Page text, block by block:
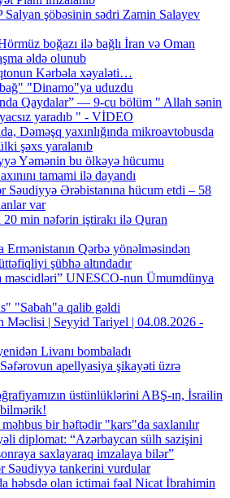
Salyan şöbəsinin sədri Zamin Salayev
boğazı ilə bağlı İran və Oman
əldə olunub
Kərbəla xəyaləti…
"Dinamo"ya uduzdu
Qaydalar” — 9-cu bölüm " Allah sənin
yaradıb " - VİDEO
Dəməşq yaxınlığında mikroavtobusda
şəxs yaralanıb
Yəmənin bu ölkəyə hücumu
tamami ilə dayandı
Səudiyyə Ərəbistanına hücum etdi – 58
var
20 min nəfərin iştirakı ilə Quran
Ermənistanın Qərbə yönəlməsindən
şübhə altındadır
məscidləri” UNESCO-nun Ümumdünya
"Sabah"a qalib gəldi
Məclisi | Seyyid Tariyel | 04.08.2026 -
Livanı bombaladı
apellyasiya şikayəti üzrə
üstünlüklərini ABŞ-ın, İsrailin
bilmərik!
bir həftədir "kars"da saxlanılır
diplomat: “Azərbaycan sülh sazişini
saxlayaraq imzalaya bilər”
Səudiyyə tankerini vurdular
həbsdə olan ictimai fəal Nicat İbrahimin